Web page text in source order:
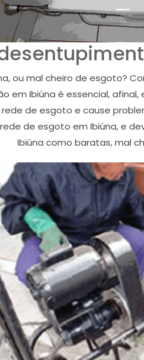
ou mal cheiro de esgoto?
em Ibiúna é essencial,
de esgoto e cause
de esgoto em Ibiúna, e
Ibiúna como baratas, mal